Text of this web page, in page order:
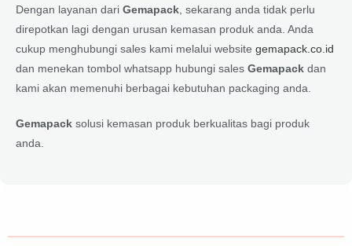
Dengan layanan dari Gemapack , sekarang anda tidak perlu
direpotkan lagi dengan urusan kemasan produk anda. Anda
cukup menghubungi sales kami melalui website gemapack.co.id
dan menekan tombol whatsapp hubungi sales Gemapack dan
kami akan memenuhi berbagai kebutuhan packaging anda.
Gemapack solusi kemasan produk berkualitas bagi produk
anda.